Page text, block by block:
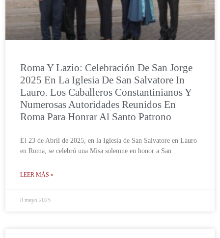
Roma Y Lazio: Celebración De San Jorge
2025 En La Iglesia De San Salvatore In
Lauro. Los Caballeros Constantinianos Y
Numerosas Autoridades Reunidos En
Roma Para Honrar Al Santo Patrono
El 23 de Abril de 2025, en la Iglesia de San Salvatore en Lauro
en Roma, se celebró una Misa solemne en honor a San
LEER MÁS »
8 mayo 2025